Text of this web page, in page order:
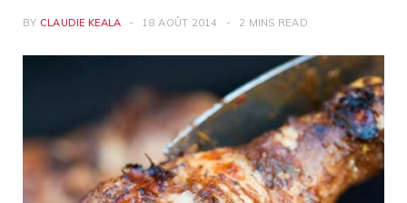
BY CLAUDIE KEALA 18 AOÛT 2014 2 MINS READ